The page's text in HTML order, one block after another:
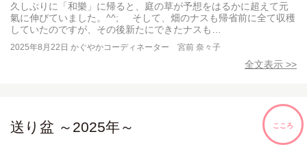
久しぶりに「和樂」に帰ると、庭の草が予想をはるかに超えて元
氣に伸びていました。^^; そして、畑のナスも帰省前に全て収穫
していたのですが、その後新たにできたナスも…
2025年8月22日 かぐやかコーディネーター 宮前 奈々子
全文表示 >>
こころ
送り盆 ～2025年～